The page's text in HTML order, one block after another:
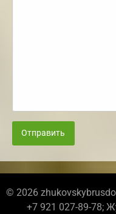
Отправить
© 2026
+7 921 027-89-78;